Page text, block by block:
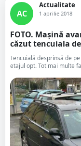
AC
Actualitate
1 aprilie 2018
FOTO. Mașină
căzut tencuiala
Tencuială desprinsă de
etajul opt. Tot mai multe